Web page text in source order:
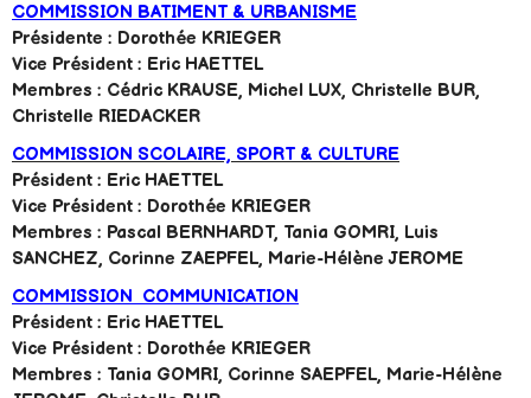
COMMISSION BATIMENT & URBANISME
Présidente : Dorothée KRIEGER
Vice Président : Eric HAETTEL
Membres : Cédric KRAUSE, Michel LUX, Christelle BUR,
Christelle RIEDACKER
COMMISSION SCOLAIRE, SPORT & CULTURE
Président : Eric HAETTEL
Vice Président : Dorothée KRIEGER
Membres : Pascal BERNHARDT, Tania GOMRI, Luis
SANCHEZ, Corinne ZAEPFEL, Marie-Hélène JEROME
COMMISSION COMMUNICATION
Président : Eric HAETTEL
Vice Président : Dorothée KRIEGER
Membres : Tania GOMRI, Corinne SAEPFEL, Marie-Hélène